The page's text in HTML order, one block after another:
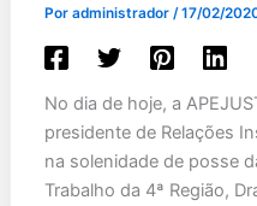
Por administrador /17/02/
No dia de hoje, a
presidente de Relações
na solenidade de posse
Trabalho da 4ª Região,